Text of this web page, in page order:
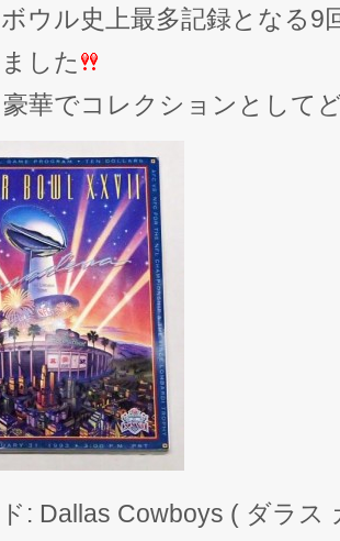
ウル史上最多記録となる9
した
華でコレクションとして
: Dallas Cowboys ( ダラス